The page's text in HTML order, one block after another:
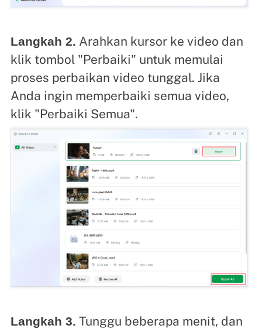
Langkah 2. Arahkan kursor ke video dan
klik tombol "Perbaiki" untuk memulai
proses perbaikan video tunggal. Jika
Anda ingin memperbaiki semua video,
klik "Perbaiki Semua".
Langkah 3. Tunggu beberapa menit, dan